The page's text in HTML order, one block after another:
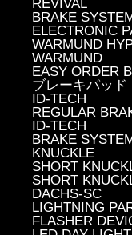
REVIVAL
BRAKE
ELECTRONIC
WARMUND
WARMUND
EASY ORDER
ブレーキパッド
ID-TECH
REGULAR
ID-TECH
BRAKE
KNUCKLE
SHORT
SHORT
DACHS-SC
LIGHTNING
FLASHER